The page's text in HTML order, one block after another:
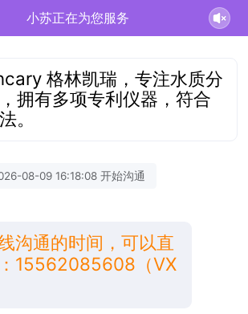
小苏正在为您服务
格林凯瑞，专注水质分
拥有多项专利仪器，符合
。
08-09 16:18:08 开始沟通
沟通的时间，可以直
15562085608（VX